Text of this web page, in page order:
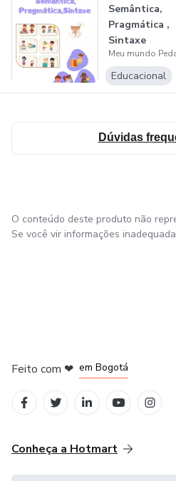
Semântica,
Pragmática ,
Sintaxe
Educacional
Dúvidas
O conteúdo deste produto não
Se você vir informações
Feito com ❤ em Bogotá
Conheça a Hotmart